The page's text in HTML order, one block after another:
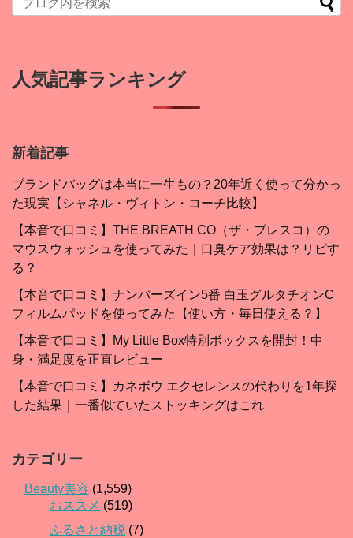
人気記事ランキング
新着記事
ブランドバッグは本当に一生もの？20年近く使って分かっ
た現実【シャネル・ヴィトン・コーチ比較】
【本音で口コミ】THE BREATH CO（ザ・ブレスコ）の
マウスウォッシュを使ってみた｜口臭ケア効果は？リピす
る？
【本音で口コミ】ナンバーズイン5番 白玉グルタチオンC
フィルムパッドを使ってみた【使い方・毎日使える？】
【本音で口コミ】My Little Box特別ボックスを開封！中
身・満足度を正直レビュー
【本音で口コミ】カネボウ エクセレンスの代わりを1年探
した結果｜一番似ていたストッキングはこれ
カテゴリー
Beauty美容 (1,559)
おススメ (519)
ふるさと納税 (7)